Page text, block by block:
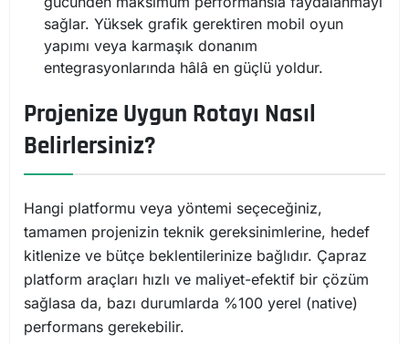
sağlar. Yüksek grafik gerektiren mobil oyun
yapımı veya karmaşık donanım
entegrasyonlarında hâlâ en güçlü yoldur.
Projenize Uygun Rotayı Nasıl
Belirlersiniz?
Hangi platformu veya yöntemi seçeceğiniz,
tamamen projenizin teknik gereksinimlerine, hedef
kitlenize ve bütçe beklentilerinize bağlıdır. Çapraz
platform araçları hızlı ve maliyet-efektif bir çözüm
sağlasa da, bazı durumlarda %100 yerel (native)
performans gerekebilir.